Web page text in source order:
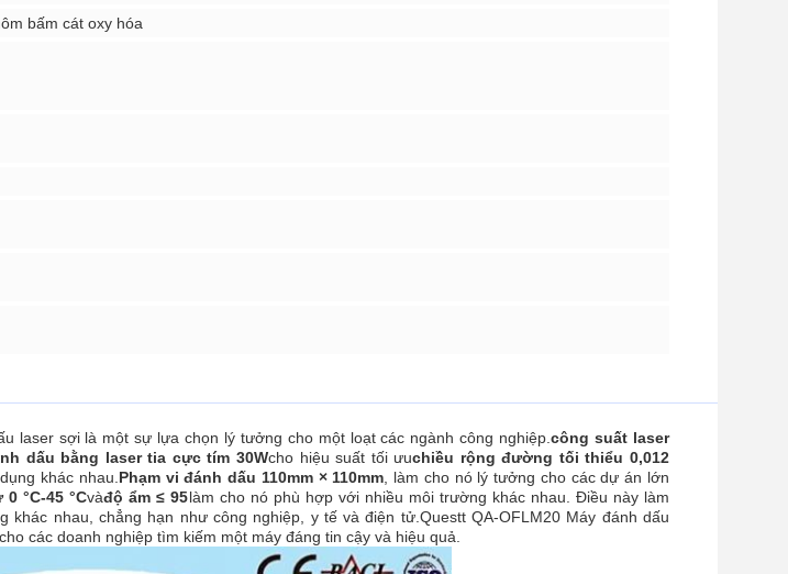
bấm cát oxy hóa
laser sợi là một sự lựa chọn lý tưởng cho một loạt các ngành công nghiệp.công suất laser
dấu bằng laser tia cực tím 30Wcho hiệu suất tối ưuchiều rộng đường tối thiểu 0,012
khác nhau. Phạm vi đánh dấu 110mm × 110mm , làm cho nó lý tưởng cho các dự án lớn
°C-45 °Cvàđộ ẩm ≤ 95làm cho nó phù hợp với nhiều môi trường khác nhau. Điều này làm
khác nhau, chẳng hạn như công nghiệp, y tế và điện tử.Questt QA-OFLM20 Máy đánh dấu
các doanh nghiệp tìm kiếm một máy đáng tin cậy và hiệu quả.